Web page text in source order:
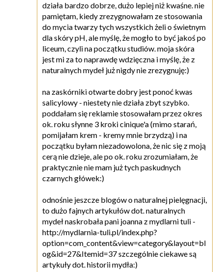
działa bardzo dobrze, dużo lepiej niż kwaśne. nie
pamiętam, kiedy zrezygnowałam ze stosowania
do mycia twarzy tych wszystkich żeli o świetnym
dla skóry pH, ale myślę, że mogło to być jakoś po
liceum, czyli na początku studiów. moja skóra
jest mi za to naprawdę wdzięczna i myślę, że z
naturalnych mydeł już nigdy nie zrezygnuję:)
na zaskórniki otwarte dobry jest ponoć kwas
salicylowy - niestety nie działa zbyt szybko.
poddałam się reklamie stosowałam przez okres
ok. roku słynne 3 kroki cinique'a (mimo starań,
pomijałam krem - kremy mnie brzydzą) i na
początku byłam niezadowolona, że nic się z moją
cerą nie dzieje, ale po ok. roku zrozumiałam, że
praktycznie nie mam już tych paskudnych
czarnych główek:)
odnośnie jeszcze blogów o naturalnej pielęgnacji,
to dużo fajnych artykułów dot. naturalnych
mydeł naskrobała pani joanna z mydlarni tuli -
http://mydlarnia-tuli.pl/index.php?
option=com_content&view=category&layout=bl
og&id=27&Itemid=37 szczególnie ciekawe są
artykuły dot. historii mydła:)